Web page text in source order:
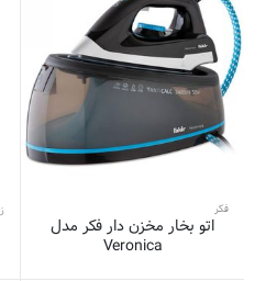
فکر
اتو بخار مخزن دار فکر مدل
Veronica